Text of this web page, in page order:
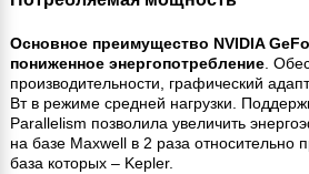
Основное преимущество NVIDIA
пониженное энергопотребление.
производительности, графический
Вт в режиме средней нагрузки.
Parallelism позволила увеличить
на базе Maxwell в 2 раза
база которых – Kepler.